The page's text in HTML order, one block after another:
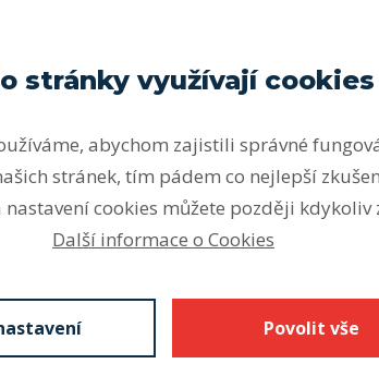
rozměrových
je dána
materiál
dochází k
předpětí
Parametry
Síla stěny (mm)
Materiál
stránky využívají cookies
abychom zajistili správné
stránek, tím pádem co nejlepší
nastavení cookies můžete později kdykoliv
Další informace o Cookies
Povolit vše